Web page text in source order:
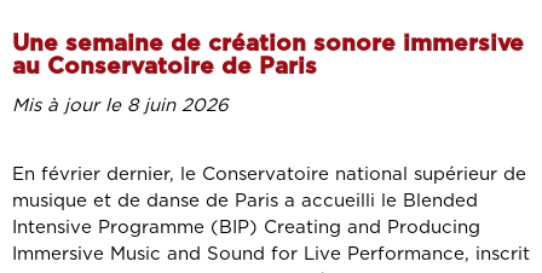
Une semaine de création sonore immersive
au Conservatoire de Paris
Mis à jour le 8 juin 2026
En février dernier, le Conservatoire national supérieur de
musique et de danse de Paris a accueilli le Blended
Intensive Programme (BIP) Creating and Producing
Immersive Music and Sound for Live Performance, inscrit